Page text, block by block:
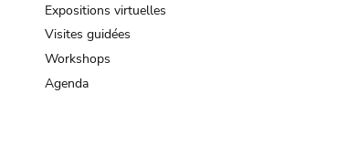
Expositions virtuelles
Visites guidées
Workshops
Agenda